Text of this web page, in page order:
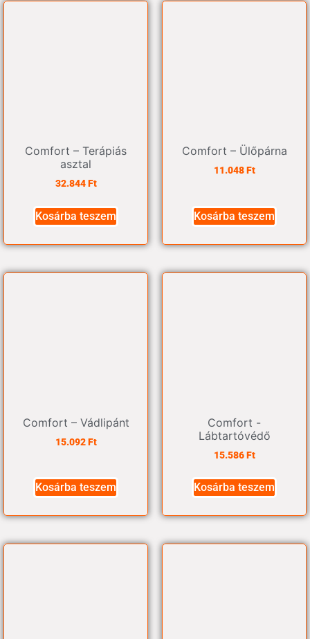
Comfort – Terápiás
asztal
32.844Ft
Kosárba teszem
Comfort – Ülőpárna
11.048Ft
Kosárba teszem
Comfort – Vádlipánt
15.092Ft
Kosárba teszem
Comfort -
Lábtartóvédő
15.586Ft
Kosárba teszem